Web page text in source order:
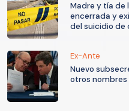
Madre y tía de
encerrada y
del suicidio de
Ex-Ante
Nuevo
otros nombres